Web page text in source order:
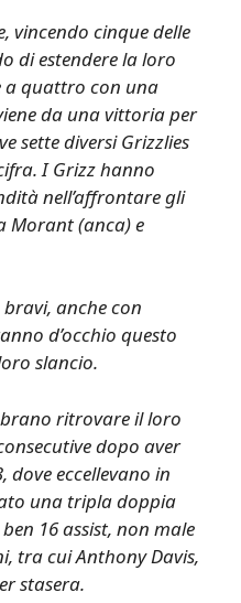
vincendo cinque delle
di estendere la loro
a quattro con una
da una vittoria per
sette diversi Grizzlies
I Grizz hanno
nell’affrontare gli
Morant (anca) e
anche con
d’occhio questo
slancio.
ritrovare il loro
dopo aver
dove eccellevano in
una tripla doppia
16 assist, non male
tra cui Anthony Davis,
stasera.